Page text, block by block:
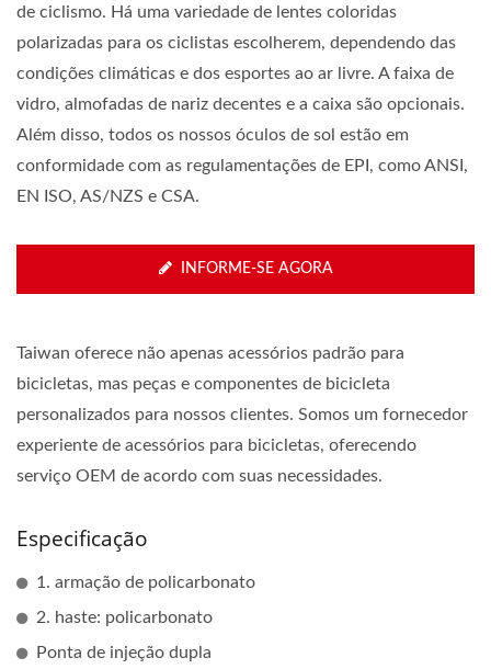
de ciclismo. Há uma variedade de lentes coloridas
polarizadas para os ciclistas escolherem, dependendo das
condições climáticas e dos esportes ao ar livre. A faixa de
vidro, almofadas de nariz decentes e a caixa são opcionais.
Além disso, todos os nossos óculos de sol estão em
conformidade com as regulamentações de EPI, como ANSI,
EN ISO, AS/NZS e CSA.
INFORME-SE AGORA
Taiwan oferece não apenas acessórios padrão para
bicicletas, mas peças e componentes de bicicleta
personalizados para nossos clientes. Somos um fornecedor
experiente de acessórios para bicicletas, oferecendo
serviço OEM de acordo com suas necessidades.
Especificação
1. armação de policarbonato
2. haste: policarbonato
Ponta de injeção dupla